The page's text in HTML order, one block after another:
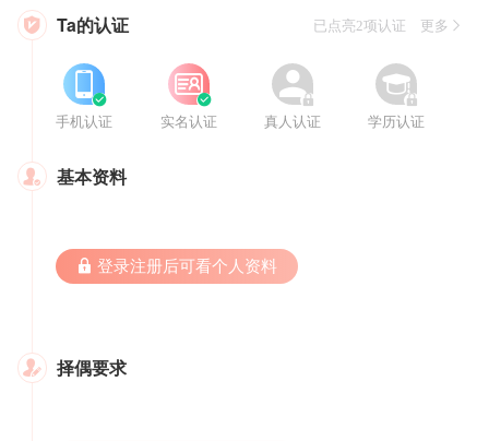
 Ta的认证 已点亮2项认证 更多

手机认证


实名认证


真人认证


学历认证
 基本资料
 登录注册后可看个人资料
 择偶要求